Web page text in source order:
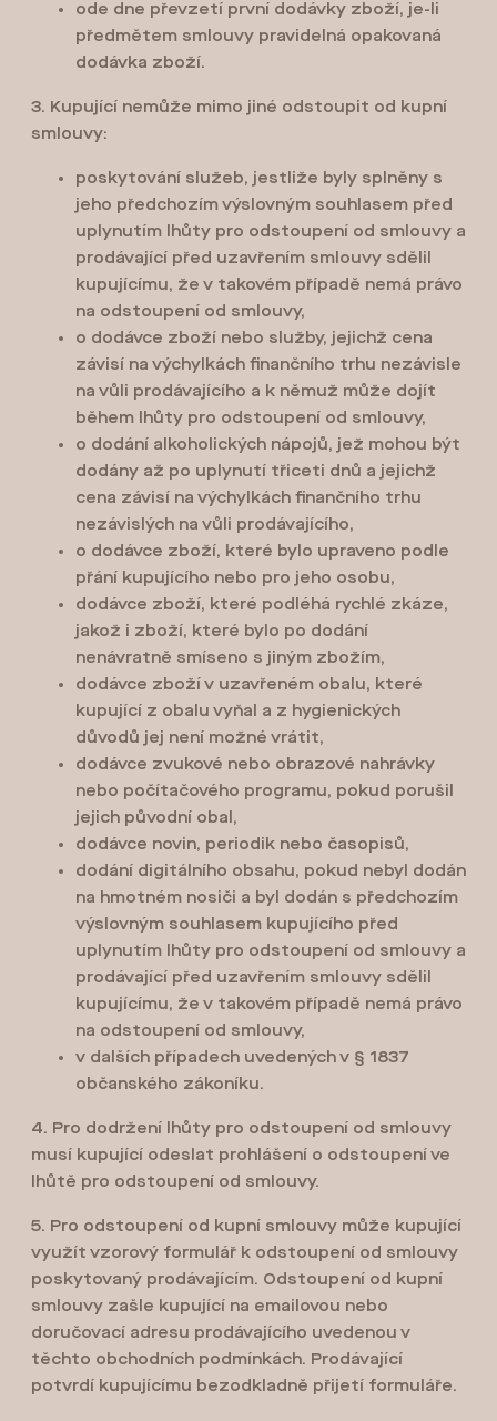
ode dne převzetí první dodávky zboží, je-li
předmětem smlouvy pravidelná opakovaná
dodávka zboží.
3. Kupující nemůže mimo jiné odstoupit od kupní
smlouvy:
poskytování služeb, jestliže byly splněny s
jeho předchozím výslovným souhlasem před
uplynutím lhůty pro odstoupení od smlouvy a
prodávající před uzavřením smlouvy sdělil
kupujícímu, že v takovém případě nemá právo
na odstoupení od smlouvy,
o dodávce zboží nebo služby, jejichž cena
závisí na výchylkách finančního trhu nezávisle
na vůli prodávajícího a k němuž může dojít
během lhůty pro odstoupení od smlouvy,
o dodání alkoholických nápojů, jež mohou být
dodány až po uplynutí třiceti dnů a jejichž
cena závisí na výchylkách finančního trhu
nezávislých na vůli prodávajícího,
o dodávce zboží, které bylo upraveno podle
přání kupujícího nebo pro jeho osobu,
dodávce zboží, které podléhá rychlé zkáze,
jakož i zboží, které bylo po dodání
nenávratně smíseno s jiným zbožím,
dodávce zboží v uzavřeném obalu, které
kupující z obalu vyňal a z hygienických
důvodů jej není možné vrátit,
dodávce zvukové nebo obrazové nahrávky
nebo počítačového programu, pokud porušil
jejich původní obal,
dodávce novin, periodik nebo časopisů,
dodání digitálního obsahu, pokud nebyl dodán
na hmotném nosiči a byl dodán s předchozím
výslovným souhlasem kupujícího před
uplynutím lhůty pro odstoupení od smlouvy a
prodávající před uzavřením smlouvy sdělil
kupujícímu, že v takovém případě nemá právo
na odstoupení od smlouvy,
v dalších případech uvedených v § 1837
občanského zákoníku.
4. Pro dodržení lhůty pro odstoupení od smlouvy
musí kupující odeslat prohlášení o odstoupení ve
lhůtě pro odstoupení od smlouvy.
5. Pro odstoupení od kupní smlouvy může kupující
využít vzorový formulář k odstoupení od smlouvy
poskytovaný prodávajícím. Odstoupení od kupní
smlouvy zašle kupující na emailovou nebo
doručovací adresu prodávajícího uvedenou v
těchto obchodních podmínkách. Prodávající
potvrdí kupujícímu bezodkladně přijetí formuláře.